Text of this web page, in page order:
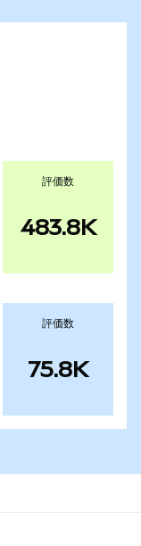
評価数
483.8K
評価数
75.8K